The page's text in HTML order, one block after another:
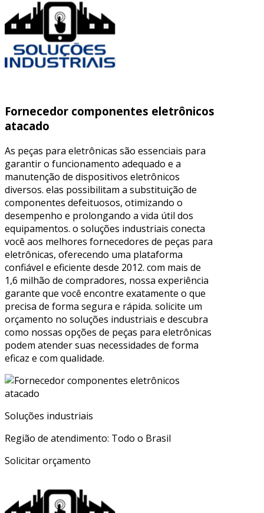
Fornecedor componentes eletrônicos
atacado
As peças para eletrônicas são essenciais para
garantir o funcionamento adequado e a
manutenção de dispositivos eletrônicos
diversos. elas possibilitam a substituição de
componentes defeituosos, otimizando o
desempenho e prolongando a vida útil dos
equipamentos. o soluções industriais conecta
você aos melhores fornecedores de peças para
eletrônicas, oferecendo uma plataforma
confiável e eficiente desde 2012. com mais de
1,6 milhão de compradores, nossa experiência
garante que você encontre exatamente o que
precisa de forma segura e rápida. solicite um
orçamento no soluções industriais e descubra
como nossas opções de peças para eletrônicas
podem atender suas necessidades de forma
eficaz e com qualidade.
Soluções industriais
Região de atendimento: Todo o Brasil
Solicitar orçamento